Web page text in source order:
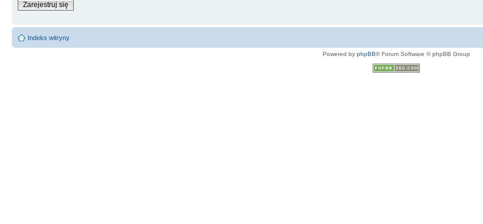
Zarejestruj się
Indeks witryny
Powered by phpBB® Forum Software © phpBB Group